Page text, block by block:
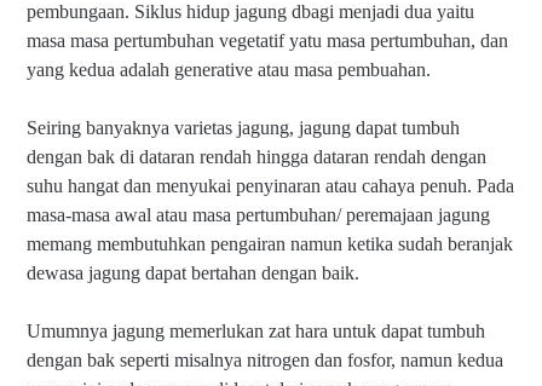
pembungaan. Siklus hidup jagung dbagi menjadi dua yaitu
masa masa pertumbuhan vegetatif yatu masa pertumbuhan, dan
yang kedua adalah generative atau masa pembuahan.
Seiring banyaknya varietas jagung, jagung dapat tumbuh
dengan bak di dataran rendah hingga dataran rendah dengan
suhu hangat dan menyukai penyinaran atau cahaya penuh. Pada
masa-masa awal atau masa pertumbuhan/ peremajaan jagung
memang membutuhkan pengairan namun ketika sudah beranjak
dewasa jagung dapat bertahan dengan baik.
Umumnya jagung memerlukan zat hara untuk dapat tumbuh
dengan bak seperti misalnya nitrogen dan fosfor, namun kedua